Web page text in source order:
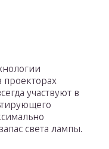
проекторах
участвуют в
света лампы.